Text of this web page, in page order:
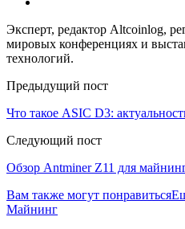
Эксперт, редактор Altcoinlog,
мировых конференциях и
технологий.
Предыдущий пост
Что такое ASIC D3:
Следующий пост
Обзор Antminer Z11 для
Вам также могут понравиться
Майнинг